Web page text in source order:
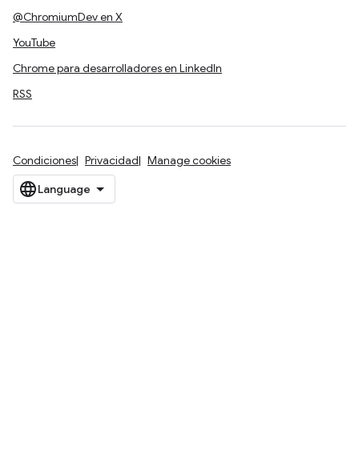
@ChromiumDev en X
YouTube
Chrome para desarrolladores en LinkedIn
RSS
Condiciones Privacidad Manage cookies